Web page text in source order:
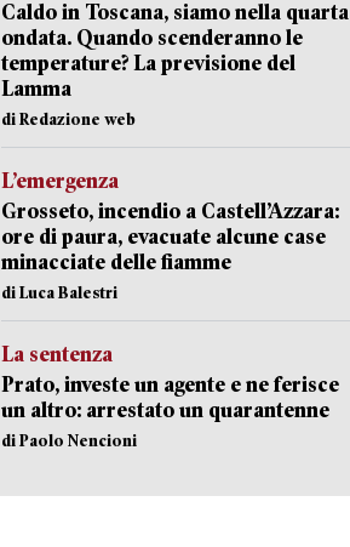
Caldo in Toscana, siamo nella quarta
ondata. Quando scenderanno le
temperature? La previsione del
Lamma
di Redazione web
L’emergenza
Grosseto, incendio a Castell’Azzara:
ore di paura, evacuate alcune case
minacciate delle fiamme
di Luca Balestri
La sentenza
Prato, investe un agente e ne ferisce
un altro: arrestato un quarantenne
di Paolo Nencioni